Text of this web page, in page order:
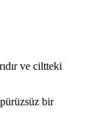
ve ciltteki
bir